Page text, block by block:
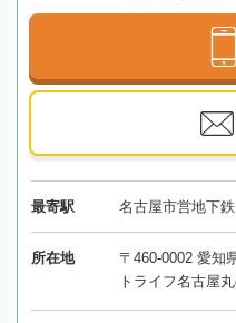
最寄駅 名古屋市営地下
所在地
〒460-0002 愛知
トライフ名古屋